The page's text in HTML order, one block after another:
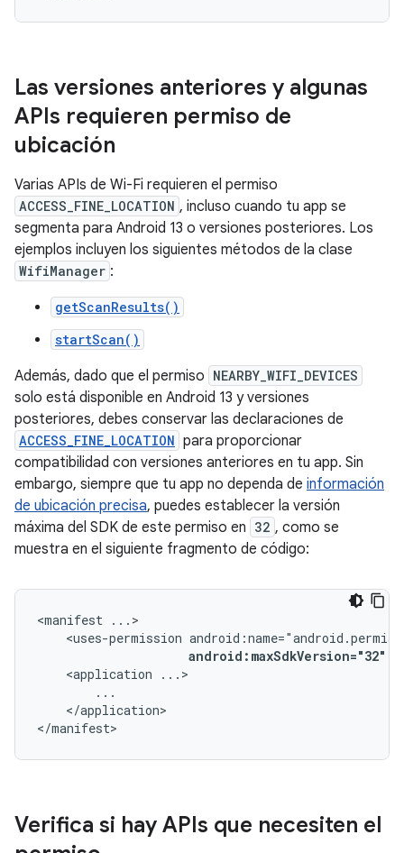
Las versiones anteriores y algunas
APIs requieren permiso de
ubicación
Varias APIs de Wi-Fi requieren el permiso
ACCESS_FINE_LOCATION , incluso cuando tu app se
segmenta para Android 13 o versiones posteriores. Los
ejemplos incluyen los siguientes métodos de la clase
WifiManager :
getScanResults()
startScan()
Además, dado que el permiso NEARBY_WIFI_DEVICES
solo está disponible en Android 13 y versiones
posteriores, debes conservar las declaraciones de
ACCESS_FINE_LOCATION para proporcionar
compatibilidad con versiones anteriores en tu app. Sin
embargo, siempre que tu app no dependa de información
de ubicación precisa, puedes establecer la versión
máxima del SDK de este permiso en 32 , como se
muestra en el siguiente fragmento de código:
<manifest
<uses-permission
android:maxSdkVersion="32"
<application
</application>
</manifest>
Verifica si hay APIs que necesiten el